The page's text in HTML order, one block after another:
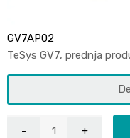
GV7AP02
TeSys GV7, prednja